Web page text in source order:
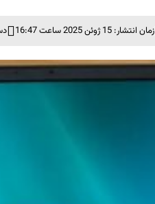
زمان انتشار: 15 ژوئن 2025 ساعت 16:47